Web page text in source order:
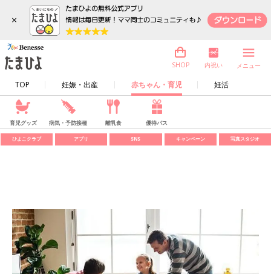
×
TOP 妊娠・出産 赤ちゃん・育児 妊活
SHOP 内祝い メニュー
育児グッズ 病気・予防接種 離乳食 優待パス
ひよこクラブ アプリ SNS キャンペーン 写真スタジオ